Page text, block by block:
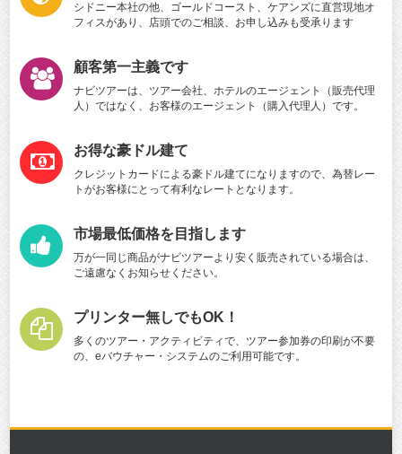
シドニー本社の他、ゴールドコースト、ケアンズに直営現地オ
フィスがあり、店頭でのご相談、お申し込みも受承ります
顧客第一主義です
ナビツアーは、ツアー会社、ホテルのエージェント（販売代理
人）ではなく、お客様のエージェント（購入代理人）です。
お得な豪ドル建て
クレジットカードによる豪ドル建てになりますので、為替レー
トがお客様にとって有利なレートとなります。
市場最低価格を目指します
万が一同じ商品がナビツアーより安く販売されている場合は、
ご遠慮なくお知らせください。
プリンター無しでもOK！
多くのツアー・アクティビティで、ツアー参加券の印刷が不要
の、eバウチャー・システムのご利用可能です。